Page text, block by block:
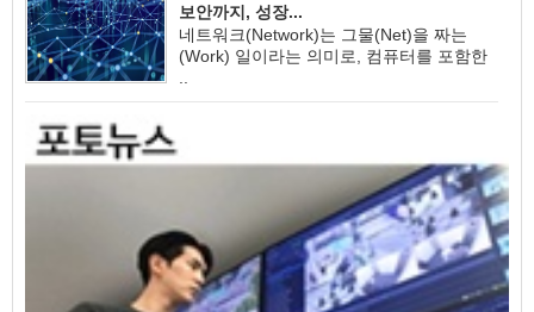
보안까지, 성장...
네트워크(Network)는 그물(Net)을 짜는
(Work) 일이라는 의미로, 컴퓨터를 포함한